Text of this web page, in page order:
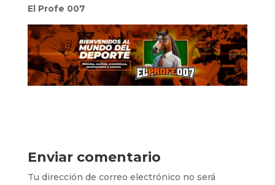
El Profe 007
Enviar comentario
Tu dirección de correo electrónico no será